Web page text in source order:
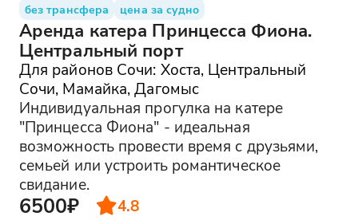
без трансфера
цена за судно
Аренда катера Принцесса Фиона.
Центральный порт
Для районов Сочи: Хоста, Центральный
Сочи, Мамайка, Дагомыс
Индивидуальная прогулка на катере
"Принцесса Фиона" - идеальная
возможность провести время с друзьями,
семьей или устроить романтическое
свидание.
6500₽ 4.8